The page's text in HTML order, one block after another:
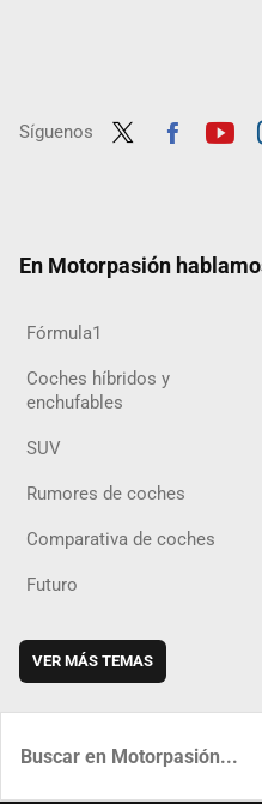
Síguenos
En Motorpasión
Fórmula1
Coches híbridos y
enchufables
SUV
Rumores de coches
Comparativa de coches
Futuro
VER MÁS TEMAS